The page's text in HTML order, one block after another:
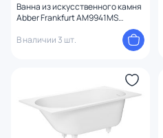
Ванна из искусственного камня
Abber Frankfurt AM9941MS
170х75 см, песочная матовая
В наличии 3 шт.